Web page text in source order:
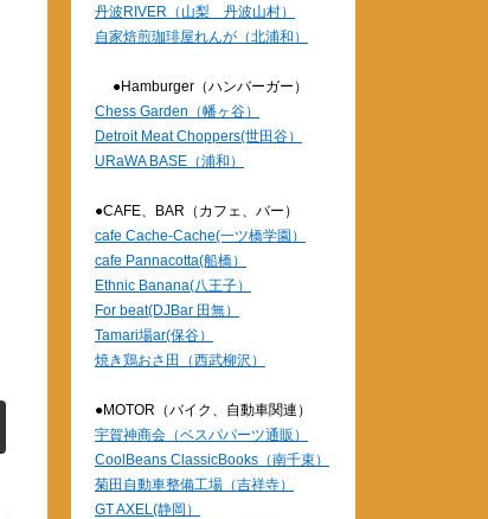
丹波RIVER（山梨 丹波山村）
自家焙煎珈琲屋れんが（北浦和）
●Hamburger（ハンバーガー）
Chess Garden（幡ヶ谷）
Detroit Meat Choppers(世田谷）
URaWA BASE（浦和）
●CAFE、BAR（カフェ、バー）
cafe Cache-Cache(一ツ橋学園）
cafe Pannacotta(船橋）
Ethnic Banana(八王子）
For beat(DJBar 田無）
Tamari場ar(保谷）
焼き鶏おさ田（西武柳沢）
●MOTOR（バイク、自動車関連）
宇賀神商会（ベスパパーツ通販）
CoolBeans ClassicBooks（南千束）
菊田自動車整備工場（吉祥寺）
GT AXEL(静岡）